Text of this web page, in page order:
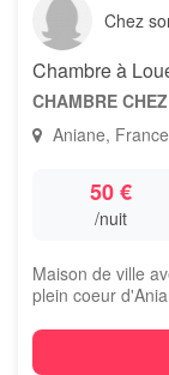
Chez
Chambre à
CHAMBRE
Aniane, France
50 €
/nuit
Maison de ville
plein coeur